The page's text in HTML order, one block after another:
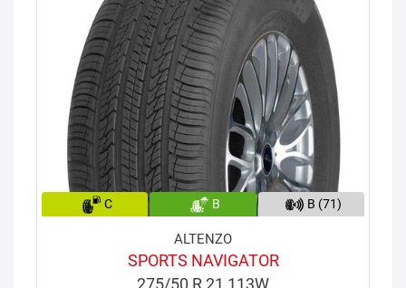
C B B (71)
ALTENZO
SPORTS NAVIGATOR